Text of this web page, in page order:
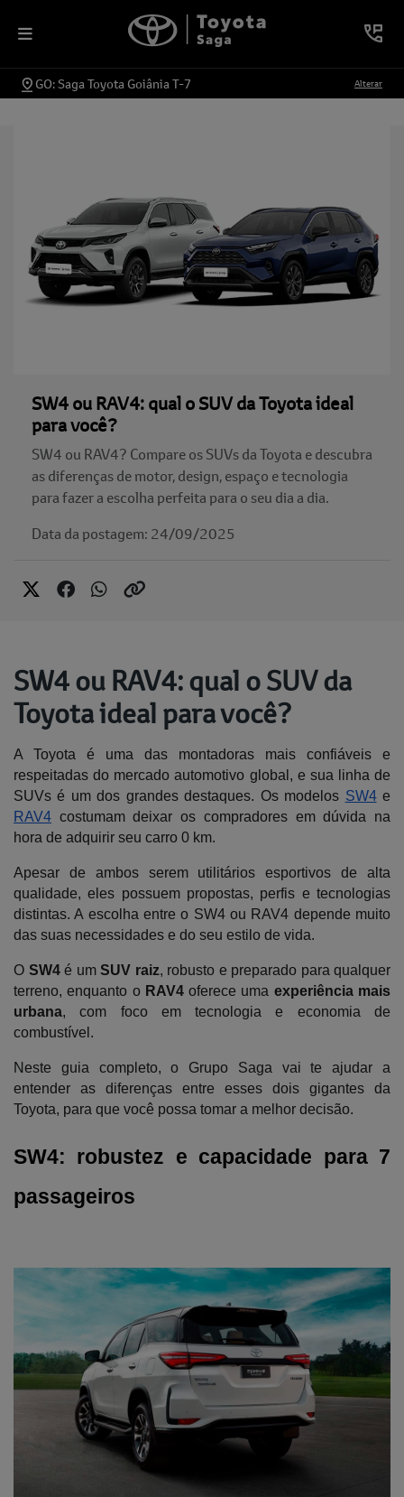
GO: Saga Toyota Goiânia T-7 Alterar
SW4 ou RAV4: qual o SUV da Toyota ideal
para você?
SW4 ou RAV4? Compare os SUVs da Toyota e descubra
as diferenças de motor, design, espaço e tecnologia
para fazer a escolha perfeita para o seu dia a dia.
Data da postagem: 24/09/2025
SW4 ou RAV4: qual o SUV da
Toyota ideal para você?
A Toyota é uma das montadoras mais confiáveis e
respeitadas do mercado automotivo global, e sua linha de
SUVs é um dos grandes destaques. Os modelos SW4
RAV4 costumam deixar os compradores em dúvida na
hora de adquirir seu carro 0 km.
Apesar de ambos serem utilitários esportivos de alta
qualidade, eles possuem propostas, perfis e tecnologias
distintas. A escolha entre o SW4 ou RAV4 depende muito
das suas necessidades e do seu estilo de vida.
O SW4 é um SUV raiz, robusto e preparado para qualquer
terreno, enquanto o RAV4 oferece uma experiência mais
urbana, com foco em tecnologia e economia de
combustível.
Neste guia completo, o Grupo Saga vai te ajudar a
entender as diferenças entre esses dois gigantes da
Toyota, para que você possa tomar a melhor decisão.
SW4: robustez e capacidade para 7
passageiros